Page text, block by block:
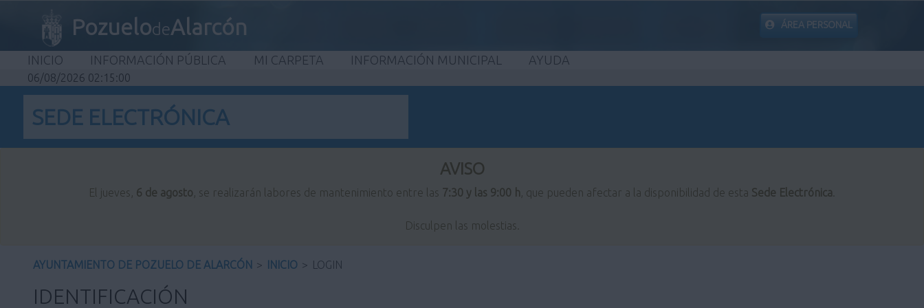
PozuelodeAlarcón ÁREA PERSONAL
INICIO INFORMACIÓN PÚBLICA MI CARPETA INFORMACIÓN MUNICIPAL AYUDA
06/08/2026 02:15:00
SEDE ELECTRÓNICA
AVISO
El jueves, 6 de agosto, se realizarán labores de mantenimiento entre las 7:30 y las 9:00 h, que pueden afectar a la disponibilidad de esta Sede Electrónica
Disculpen las molestias.
AYUNTAMIENTO DE POZUELO DE ALARCÓN > INICIO > LOGIN
IDENTIFICACIÓN